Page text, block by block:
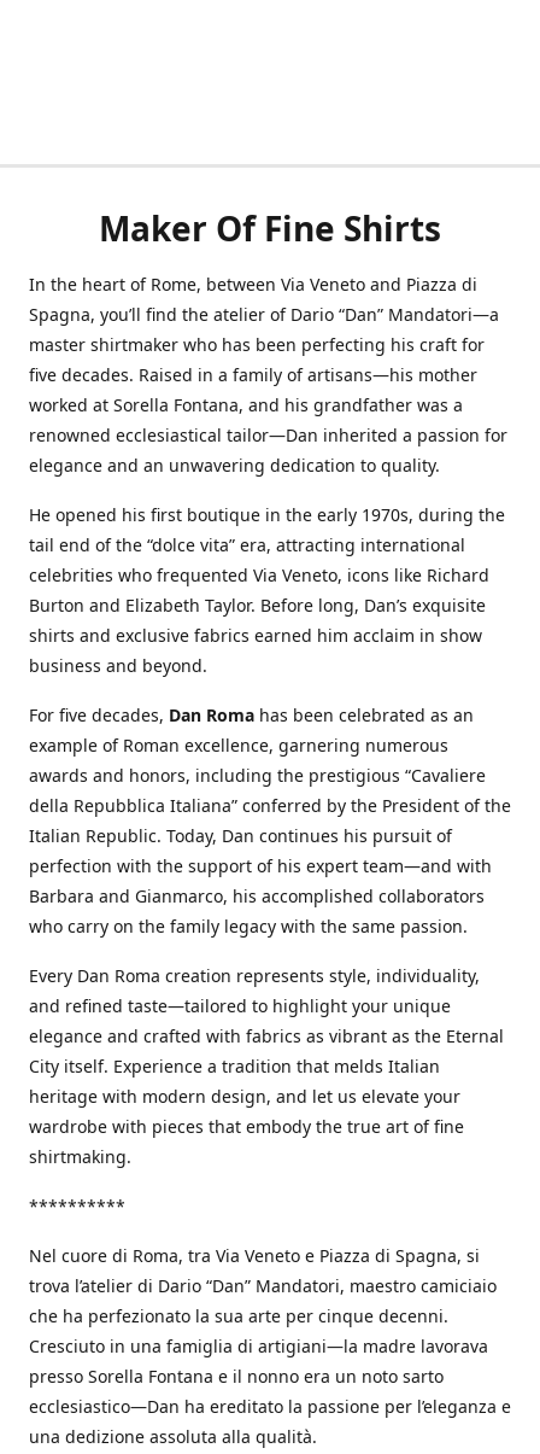
Maker Of Fine Shirts
In the heart of Rome, between Via Veneto and Piazza di
Spagna, you’ll find the atelier of Dario “Dan” Mandatori—a
master shirtmaker who has been perfecting his craft for
five decades. Raised in a family of artisans—his mother
worked at Sorella Fontana, and his grandfather was a
renowned ecclesiastical tailor—Dan inherited a passion for
elegance and an unwavering dedication to quality.
He opened his first boutique in the early 1970s, during the
tail end of the “dolce vita” era, attracting international
celebrities who frequented Via Veneto, icons like Richard
Burton and Elizabeth Taylor. Before long, Dan’s exquisite
shirts and exclusive fabrics earned him acclaim in show
business and beyond.
For five decades, Dan Roma has been celebrated as an
example of Roman excellence, garnering numerous
awards and honors, including the prestigious “Cavaliere
della Repubblica Italiana” conferred by the President of the
Italian Republic. Today, Dan continues his pursuit of
perfection with the support of his expert team—and with
Barbara and Gianmarco, his accomplished collaborators
who carry on the family legacy with the same passion.
Every Dan Roma creation represents style, individuality,
and refined taste—tailored to highlight your unique
elegance and crafted with fabrics as vibrant as the Eternal
City itself. Experience a tradition that melds Italian
heritage with modern design, and let us elevate your
wardrobe with pieces that embody the true art of fine
shirtmaking.
**********
Nel cuore di Roma, tra Via Veneto e Piazza di Spagna, si
trova l’atelier di Dario “Dan” Mandatori, maestro camiciaio
che ha perfezionato la sua arte per cinque decenni.
Cresciuto in una famiglia di artigiani—la madre lavorava
presso Sorella Fontana e il nonno era un noto sarto
ecclesiastico—Dan ha ereditato la passione per l’eleganza e
una dedizione assoluta alla qualità.